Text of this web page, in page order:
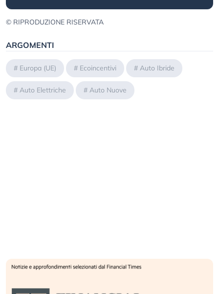
© RIPRODUZIONE RISERVATA
ARGOMENTI
# Europa (UE) # Ecoincentivi # Auto Ibride
# Auto Elettriche # Auto Nuove